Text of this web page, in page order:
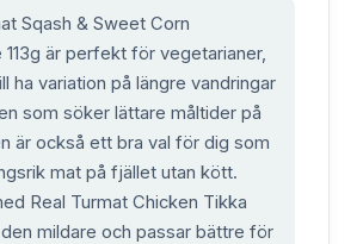
Sqash & Sweet Corn
113g är perfekt för vegetarianer,
ha variation på längre vandringar
som söker lättare måltider på
är också ett bra val för dig som
mat på fjället utan kött.
Real Turmat Chicken Tikka
den mildare och passar bättre för